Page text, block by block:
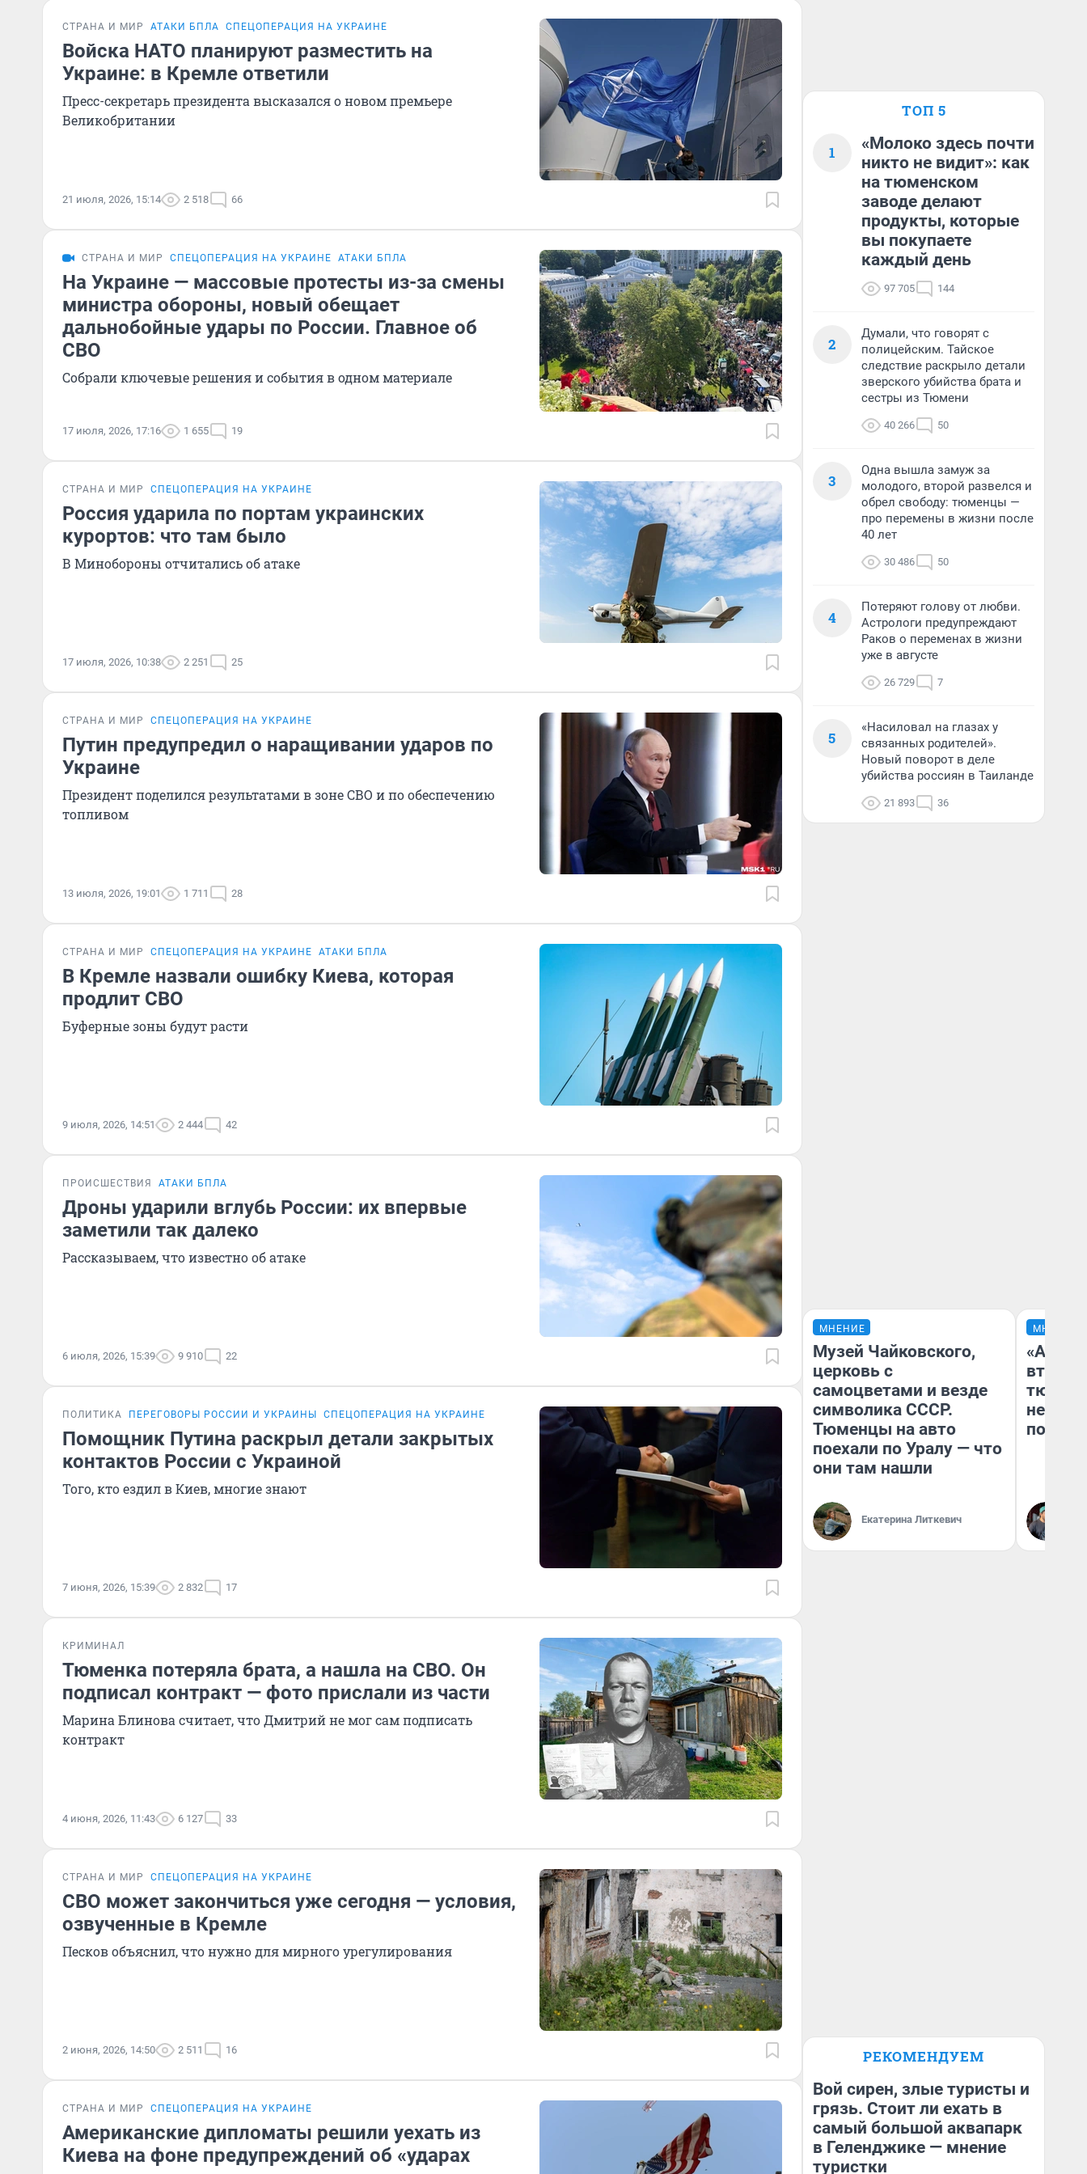
СТРАНА И МИР АТАКИ БПЛА СПЕЦОПЕРАЦИЯ НА УКРАИНЕ
Войска НАТО планируют разместить на
Украине: в Кремле ответили
Пресс-секретарь президента высказался о новом премьере
Великобритании
21 июля, 2026, 15:14 2 518 66
СТРАНА И МИР СПЕЦОПЕРАЦИЯ НА УКРАИНЕ АТАКИ БПЛА
На Украине — массовые протесты из-за смены
министра обороны, новый обещает
дальнобойные удары по России. Главное об
СВО
Собрали ключевые решения и события в одном материале
17 июля, 2026, 17:16 1 655 19
СТРАНА И МИР СПЕЦОПЕРАЦИЯ НА УКРАИНЕ
Россия ударила по портам украинских
курортов: что там было
В Минобороны отчитались об атаке
17 июля, 2026, 10:38 2 251 25
СТРАНА И МИР СПЕЦОПЕРАЦИЯ НА УКРАИНЕ
Путин предупредил о наращивании ударов по
Украине
Президент поделился результатами в зоне СВО и по обеспечению
топливом
13 июля, 2026, 19:01 1 711 28
СТРАНА И МИР СПЕЦОПЕРАЦИЯ НА УКРАИНЕ АТАКИ БПЛА
В Кремле назвали ошибку Киева, которая
продлит СВО
Буферные зоны будут расти
9 июля, 2026, 14:51 2 444 42
ПРОИСШЕСТВИЯ АТАКИ БПЛА
Дроны ударили вглубь России: их впервые
заметили так далеко
Рассказываем, что известно об атаке
6 июля, 2026, 15:39 9 910 22
ПОЛИТИКА ПЕРЕГОВОРЫ РОССИИ И УКРАИНЫ СПЕЦОПЕРАЦИЯ НА УКРАИНЕ
Помощник Путина раскрыл детали закрытых
контактов России с Украиной
Того, кто ездил в Киев, многие знают
7 июня, 2026, 15:39 2 832 17
КРИМИНАЛ
Тюменка потеряла брата, а нашла на СВО. Он
подписал контракт — фото прислали из части
Марина Блинова считает, что Дмитрий не мог сам подписать
контракт
4 июня, 2026, 11:43 6 127 33
СТРАНА И МИР СПЕЦОПЕРАЦИЯ НА УКРАИНЕ
СВО может закончиться уже сегодня — условия,
озвученные в Кремле
Песков объяснил, что нужно для мирного урегулирования
2 июня, 2026, 14:50 2 511 16
СТРАНА И МИР СПЕЦОПЕРАЦИЯ НА УКРАИНЕ
Американские дипломаты решили уехать из
Киева на фоне предупреждений об «ударах
ТОП 5
1
«Молоко здесь почти
никто не видит»: как
на тюменском
заводе делают
продукты, которые
вы покупаете
каждый день
97 705 144
2
Думали, что говорят с
полицейским. Тайское
следствие раскрыло детали
зверского убийства брата и
сестры из Тюмени
40 266 50
3
Одна вышла замуж за
молодого, второй развелся и
обрел свободу: тюменцы —
про перемены в жизни после
40 лет
30 486 50
4
Потеряют голову от любви.
Астрологи предупреждают
Раков о переменах в жизни
уже в августе
26 729 7
5
«Насиловал на глазах у
связанных родителей».
Новый поворот в деле
убийства россиян в Таиланде
21 893 36
МНЕНИЕ
Музей Чайковского,
церковь с
самоцветами и везде
символика СССР.
Тюменцы на авто
поехали по Уралу — что
они там нашли
Екатерина Литкевич
МНЕНИЕ
РЕКОМЕНДУЕМ
Вой сирен, злые туристы и
грязь. Стоит ли ехать в
самый большой аквапарк
в Геленджике — мнение
туристки